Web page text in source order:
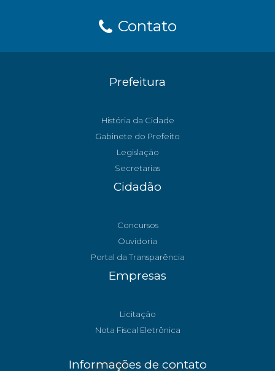
Contato
Prefeitura
História da Cidade
Gabinete do Prefeito
Legislação
Secretarias
Cidadão
Concursos
Ouvidoria
Portal da Transparência
Empresas
Licitação
Nota Fiscal Eletrônica
Informações de contato